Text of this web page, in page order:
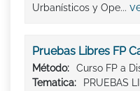
Urbanísticos y Ope...
Pruebas Libres FP
Método:
Curso FP a
Tematica:
PRUEBAS